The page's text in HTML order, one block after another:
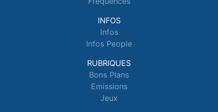
INFOS
Infos
Infos People
RUBRIQUES
Bons Plans
Emissions
Jeux